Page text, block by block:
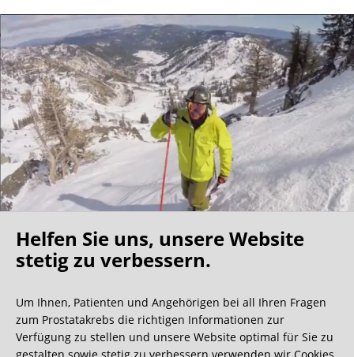
Oh what a ride!
Wir bekommen ja viele tolle Gästebucheinträge,
aber dieser ist doch sehr ungewöhnlich.
Helfen Sie uns, unsere Website
stetig zu verbessern.
Um Ihnen, Patienten und Angehörigen bei all Ihren Fragen
zum Prostatakrebs die richtigen Informationen zur
Verfügung zu stellen und unsere Website optimal für Sie zu